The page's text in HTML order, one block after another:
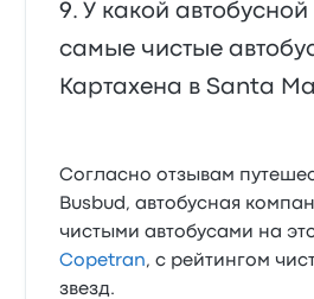
У какой
самые чистые
Картахена в Santa
Согласно отзывам
Busbud, автобусная
чистыми автобусами на
Copetran, с рейтингом
звезд.